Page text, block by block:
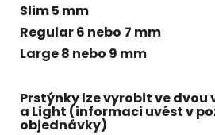
Slim 5 mm
Regular 6 nebo 7 mm
Large 8 nebo 9 mm
Prstýnky lze vyrobit ve dvou
a Light (informaci uvést v
objednávky)